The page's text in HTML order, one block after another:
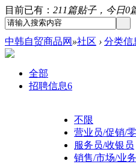
目前已有： 211篇贴子，今日0
中韩自贸商品网 »社区 › 分类信
全部
招聘信息6
不限
营业员/促销/
服务员/收银员
销售/市场/业